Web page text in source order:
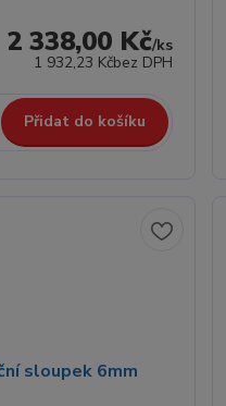
2 338,00 Kč/ks
1 932,23 Kčbez DPH
Přidat do košíku